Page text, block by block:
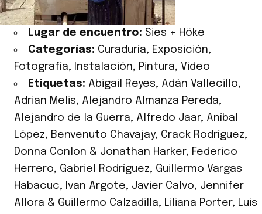
Lugar de encuentro: Sies + Höke
Categorías: Curaduría, Exposición,
Fotografía, Instalación, Pintura, Video
Etiquetas: Abigail Reyes, Adán Vallecillo,
Adrian Melis, Alejandro Almanza Pereda,
Alejandro de la Guerra, Alfredo Jaar, Aníbal
López, Benvenuto Chavajay, Crack Rodríguez,
Donna Conlon & Jonathan Harker, Federico
Herrero, Gabriel Rodríguez, Guillermo Vargas
Habacuc, Ivan Argote, Javier Calvo, Jennifer
Allora & Guillermo Calzadilla, Liliana Porter, Luis